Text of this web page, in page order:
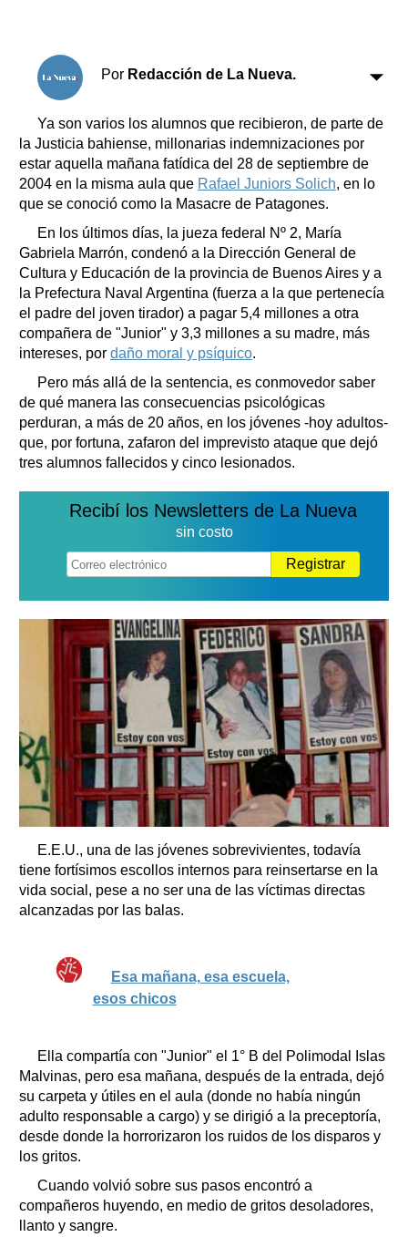
Por Redacción de La Nueva.
Ya son varios los alumnos que recibieron, de parte de
la Justicia bahiense, millonarias indemnizaciones por
estar aquella mañana fatídica del 28 de septiembre de
2004 en la misma aula que Rafael Juniors Solich, en lo
que se conoció como la Masacre de Patagones.
En los últimos días, la jueza federal Nº 2, María
Gabriela Marrón, condenó a la Dirección General de
Cultura y Educación de la provincia de Buenos Aires y a
la Prefectura Naval Argentina (fuerza a la que pertenecía
el padre del joven tirador) a pagar 5,4 millones a otra
compañera de "Junior" y 3,3 millones a su madre, más
intereses, por daño moral y psíquico.
Pero más allá de la sentencia, es conmovedor saber
de qué manera las consecuencias psicológicas
perduran, a más de 20 años, en los jóvenes -hoy adultos-
que, por fortuna, zafaron del imprevisto ataque que dejó
tres alumnos fallecidos y cinco lesionados.
Recibí los Newsletters de La Nueva
sin costo
Registrar
E.E.U., una de las jóvenes sobrevivientes, todavía
tiene fortísimos escollos internos para reinsertarse en la
vida social, pese a no ser una de las víctimas directas
alcanzadas por las balas.
Esa mañana, esa escuela,
esos chicos
Ella compartía con "Junior" el 1° B del Polimodal Islas
Malvinas, pero esa mañana, después de la entrada, dejó
su carpeta y útiles en el aula (donde no había ningún
adulto responsable a cargo) y se dirigió a la preceptoría,
desde donde la horrorizaron los ruidos de los disparos y
los gritos.
Cuando volvió sobre sus pasos encontró a
compañeros huyendo, en medio de gritos desoladores,
llanto y sangre.